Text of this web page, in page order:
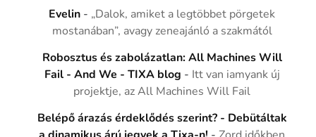
Evelin - „Dalok, amiket a legtöbbet pörgetek
mostanában”, avagy zeneajánló a szakmától
Robosztus és zabolázatlan: All Machines Will
Fail - And We - TIXA blog - Itt van iamyank új
projektje, az All Machines Will Fail
Belépő árazás érdeklődés szerint? - Debütáltak